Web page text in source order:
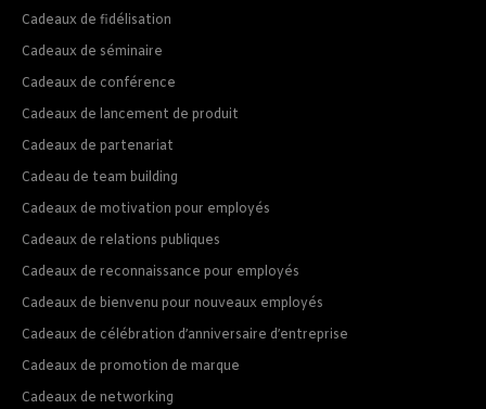
Cadeaux de fidélisation
Cadeaux de séminaire
Cadeaux de conférence
Cadeaux de lancement de produit
Cadeaux de partenariat
Cadeau de team building
Cadeaux de motivation pour employés
Cadeaux de relations publiques
Cadeaux de reconnaissance pour employés
Cadeaux de bienvenu pour nouveaux employés
Cadeaux de célébration d’anniversaire d’entreprise
Cadeaux de promotion de marque
Cadeaux de networking